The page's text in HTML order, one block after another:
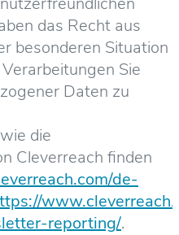
das Recht aus
besonderen Situation
Sie
Daten zu
die
Cleverreach finden
de-
reporting/.